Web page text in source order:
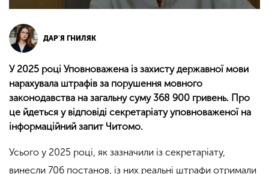
ДАРʼЯ ГНИЛЯК
У 2025 році Уповноважена із захисту державної мови
нарахувала штрафів за порушення мовного
законодавства на загальну суму 368 900 гривень. Про
це йдеться у відповіді секретаріату уповноваженої на
інформаційний запит Читомо.
Усього у 2025 році, як зазначили із секретаріату,
винесли 706 постанов, із них реальні штрафи отримали